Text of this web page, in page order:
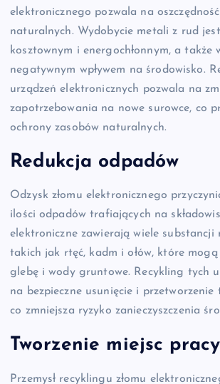
elektronicznego pozwala na
naturalnych. Wydobycie metali z rud
kosztownym i energochłonnym, a także
negatywnym wpływem na środowisko.
urządzeń elektronicznych pozwala na
zapotrzebowania na nowe surowce, co
ochrony zasobów naturalnych.
Redukcja odpadów
Odzysk złomu elektronicznego
ilości odpadów trafiających na
elektroniczne zawierają wiele substancji
takich jak rtęć, kadm i ołów, które mogą
glebę i wody gruntowe. Recykling tych
na bezpieczne usunięcie i przetworzenie
co zmniejsza ryzyko zanieczyszczenia
Tworzenie miejsc pracy
Przemysł recyklingu złomu